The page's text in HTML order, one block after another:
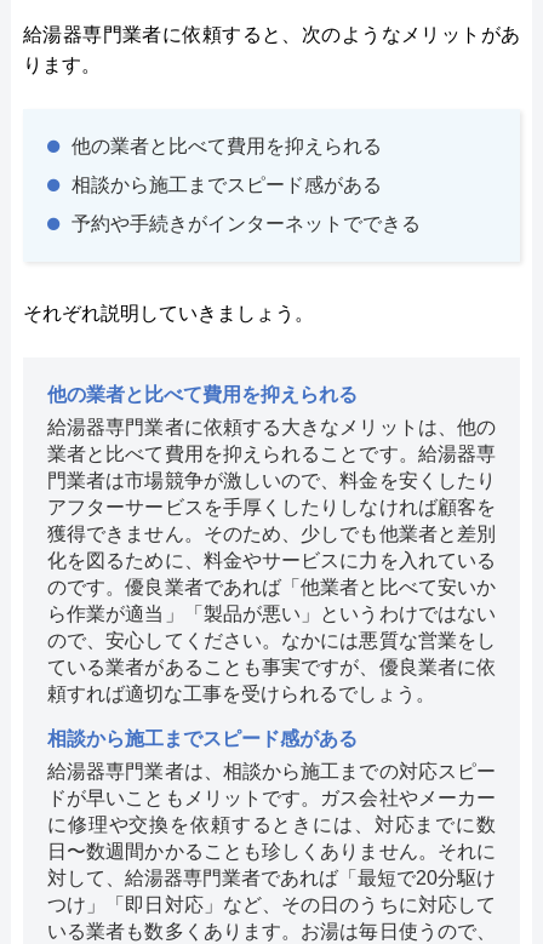
給湯器専門業者に依頼すると、次のようなメリットがあ
ります。
他の業者と比べて費用を抑えられる
相談から施工までスピード感がある
予約や手続きがインターネットでできる
それぞれ説明していきましょう。
他の業者と比べて費用を抑えられる
給湯器専門業者に依頼する大きなメリットは、他の
業者と比べて費用を抑えられることです。給湯器専
門業者は市場競争が激しいので、料金を安くしたり
アフターサービスを手厚くしたりしなければ顧客を
獲得できません。そのため、少しでも他業者と差別
化を図るために、料金やサービスに力を入れている
のです。優良業者であれば「他業者と比べて安いか
ら作業が適当」「製品が悪い」というわけではない
ので、安心してください。なかには悪質な営業をし
ている業者があることも事実ですが、優良業者に依
頼すれば適切な工事を受けられるでしょう。
相談から施工までスピード感がある
給湯器専門業者は、相談から施工までの対応スピー
ドが早いこともメリットです。ガス会社やメーカー
に修理や交換を依頼するときには、対応までに数
日〜数週間かかることも珍しくありません。それに
対して、給湯器専門業者であれば「最短で20分駆け
つけ」「即日対応」など、その日のうちに対応して
いる業者も数多くあります。お湯は毎日使うので、